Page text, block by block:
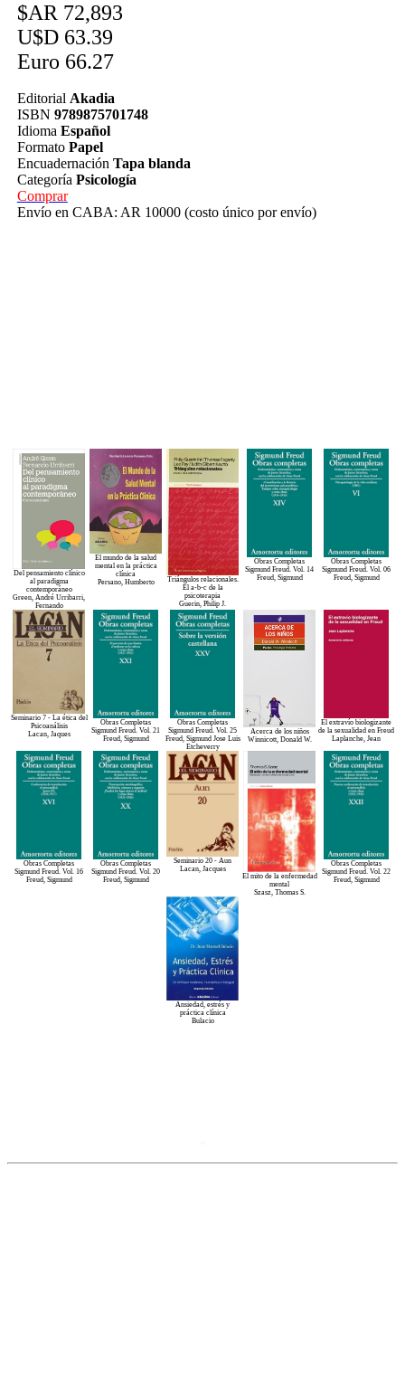
$AR 72,893
U$D 63.39
Euro 66.27
Editorial Akadia
ISBN 9789875701748
Idioma Español
Formato Papel
Encuadernación Tapa blanda
Categoría Psicología
Comprar
Envío en CABA: AR 10000 (costo único por envío)
Del pensamiento clínico
al paradigma
contemporáneo
Green, André Urribarri,
Fernando
El mundo de la salud
mental en la práctica
clínica
Persano, Humberto
Triángulos relacionales.
El a-b-c de la
psicoterapia
Guerin, Philip J.
Obras Completas
Sigmund Freud. Vol. 14
Freud, Sigmund
Obras Completas
Sigmund Freud. Vol. 06
Freud, Sigmund
Seminario 7 - La ética del
Psicoanálisis
Lacan, Jaques
Obras Completas
Sigmund Freud. Vol. 21
Freud, Sigmund
Obras Completas
Sigmund Freud. Vol. 25
Freud, Sigmund Jose Luis
Etcheverry
Acerca de los niños
Winnicott, Donald W.
El extravío biologizante
de la sexualidad en Freud
Laplanche, Jean
Obras Completas
Sigmund Freud. Vol. 16
Freud, Sigmund
Obras Completas
Sigmund Freud. Vol. 20
Freud, Sigmund
Seminario 20 - Aun
Lacan, Jacques
El mito de la enfermedad
mental
Szasz, Thomas S.
Obras Completas
Sigmund Freud. Vol. 22
Freud, Sigmund
Ansiedad, estrés y
práctica clínica
Bulacio